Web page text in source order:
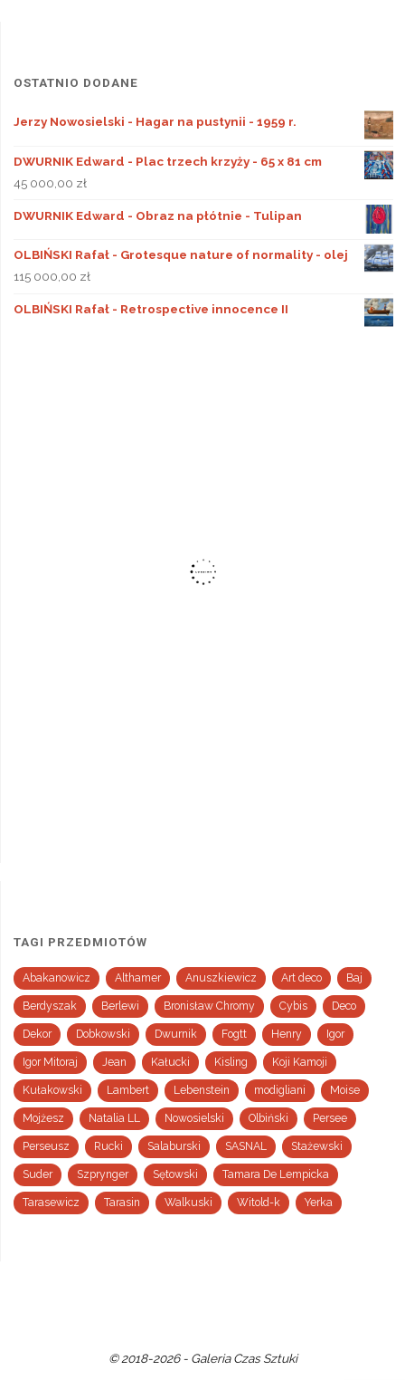
OSTATNIO DODANE
Jerzy Nowosielski - Hagar na pustynii - 1959 r.
DWURNIK Edward - Plac trzech krzyży - 65 x 81 cm
45 000,00 zł
DWURNIK Edward - Obraz na płótnie - Tulipan
OLBIŃSKI Rafał - Grotesque nature of normality - olej
115 000,00 zł
OLBIŃSKI Rafał - Retrospective innocence II
TAGI PRZEDMIOTÓW
Abakanowicz Althamer Anuszkiewicz Art deco Baj
Berdyszak Berlewi Bronisław Chromy Cybis Deco
Dekor Dobkowski Dwurnik Fogtt Henry Igor
Igor Mitoraj Jean Kałucki Kisling Koji Kamoji
Kułakowski Lambert Lebenstein modigliani Moise
Mojżesz Natalia LL Nowosielski Olbiński Persee
Perseusz Rucki Salaburski SASNAL Stażewski
Suder Szprynger Sętowski Tamara De Lempicka
Tarasewicz Tarasin Walkuski Witold-k Yerka
© 2018-2026 - Galeria Czas Sztuki